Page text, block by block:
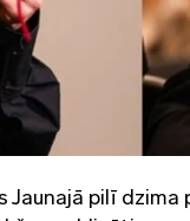
pilī dzima